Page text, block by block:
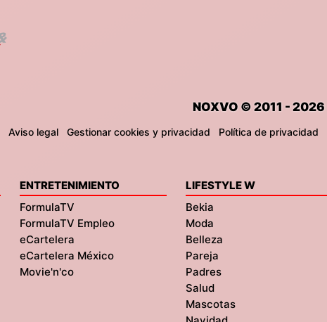
NOXVO © 2011 - 2026
Aviso legal Gestionar cookies y privacidad Política de privacidad
ENTRETENIMIENTO
FormulaTV
FormulaTV Empleo
eCartelera
eCartelera México
Movie'n'co
LIFESTYLE W
Bekia
Moda
Belleza
Pareja
Padres
Salud
Mascotas